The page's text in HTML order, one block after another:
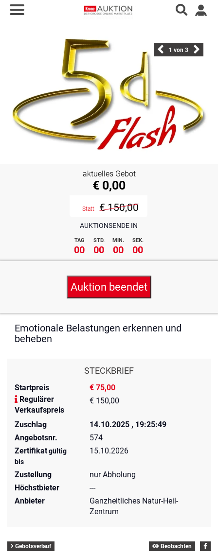
1 von 3
AUKTIONSENDE IN
TAG STD. MIN. SEK.
00 00 00 00
aktuelles Gebot
€ 0,00
Statt € 150,00
Auktion beendet
Emotionale Belastungen erkennen und
beheben
STECKBRIEF
Startpreis
€ 75,00
Regulärer
Verkaufspreis
€ 150,00
Zuschlag
14.10.2025 , 19:25:49
Angebotsnr.
574
Zertifikatgültig
bis
15.10.2026
Zustellung
nur Abholung
Höchstbieter
---
Anbieter
Ganzheitliches Natur-Heil-
Zentrum
Gebotsverlauf Beobachten